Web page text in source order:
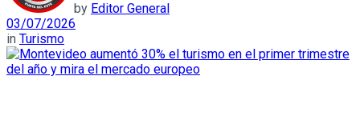
by Editor General
03/07/2026
in Turismo